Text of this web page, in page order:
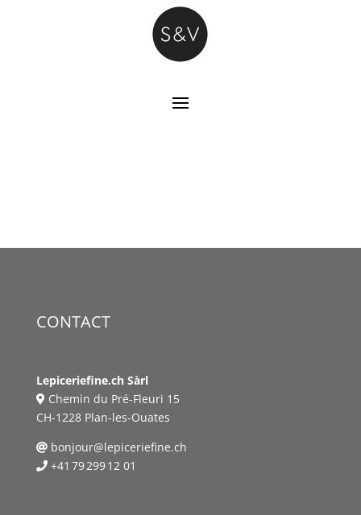
CONTACT
Lepiceriefine.ch Sàrl
Chemin du Pré-Fleuri 15
CH-1228 Plan-les-Ouates
bonjour@lepiceriefine.ch
+41 79 299 12 01